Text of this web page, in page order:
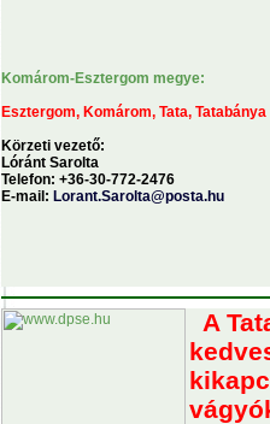
Komárom-Esztergom megye:
Esztergom, Komárom, Tata, Tatabánya
Körzeti vezető:
Lóránt Sarolta
Telefon: +36-30-772-2476
E-mail: Lorant.Sarolta@posta.hu
A